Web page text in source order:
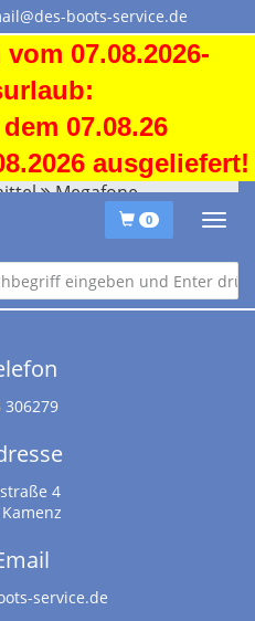
boots-service.de
07.08.2026-
07.08.26
ausgeliefert!
0
Megafone
•Versandkosten•
306279
4
service.de